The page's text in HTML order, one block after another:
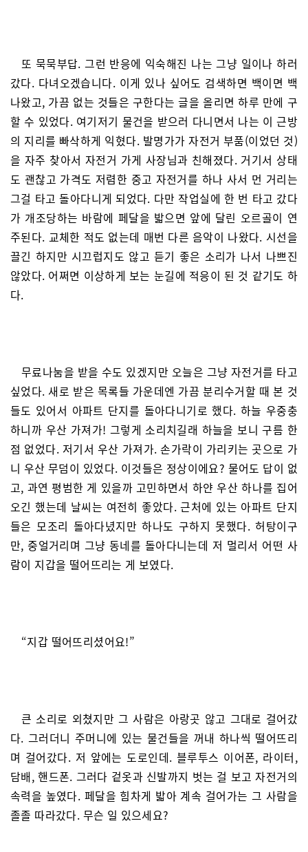
또 묵묵부답. 그런 반응에 익숙해진 나는 그냥 일이나 하러
갔다. 다녀오겠습니다. 이게 있나 싶어도 검색하면 백이면 백
나왔고, 가끔 없는 것들은 구한다는 글을 올리면 하루 만에 구
할 수 있었다. 여기저기 물건을 받으러 다니면서 나는 이 근방
의 지리를 빠삭하게 익혔다. 발명가가 자전거 부품(이었던 것)
을 자주 찾아서 자전거 가게 사장님과 친해졌다. 거기서 상태
도 괜찮고 가격도 저렴한 중고 자전거를 하나 사서 먼 거리는
그걸 타고 돌아다니게 되었다. 다만 작업실에 한 번 타고 갔다
가 개조당하는 바람에 페달을 밟으면 앞에 달린 오르골이 연
주된다. 교체한 적도 없는데 매번 다른 음악이 나왔다. 시선을
끌긴 하지만 시끄럽지도 않고 듣기 좋은 소리가 나서 나쁘진
않았다. 어쩌면 이상하게 보는 눈길에 적응이 된 것 같기도 하
다.
무료나눔을 받을 수도 있겠지만 오늘은 그냥 자전거를 타고
싶었다. 새로 받은 목록들 가운데엔 가끔 분리수거할 때 본 것
들도 있어서 아파트 단지를 돌아다니기로 했다. 하늘 우중충
하니까 우산 가져가! 그렇게 소리치길래 하늘을 보니 구름 한
점 없었다. 저기서 우산 가져가. 손가락이 가리키는 곳으로 가
니 우산 무덤이 있었다. 이것들은 정상이에요? 물어도 답이 없
고, 과연 평범한 게 있을까 고민하면서 하얀 우산 하나를 집어
오긴 했는데 날씨는 여전히 좋았다. 근처에 있는 아파트 단지
들은 모조리 돌아다녔지만 하나도 구하지 못했다. 허탕이구
만, 중얼거리며 그냥 동네를 돌아다니는데 저 멀리서 어떤 사
람이 지갑을 떨어뜨리는 게 보였다.
“지갑 떨어뜨리셨어요!”
큰 소리로 외쳤지만 그 사람은 아랑곳 않고 그대로 걸어갔
다. 그러더니 주머니에 있는 물건들을 꺼내 하나씩 떨어뜨리
며 걸어갔다. 저 앞에는 도로인데. 블루투스 이어폰, 라이터,
담배, 핸드폰. 그러다 겉옷과 신발까지 벗는 걸 보고 자전거의
속력을 높였다. 페달을 힘차게 밟아 계속 걸어가는 그 사람을
졸졸 따라갔다. 무슨 일 있으세요?